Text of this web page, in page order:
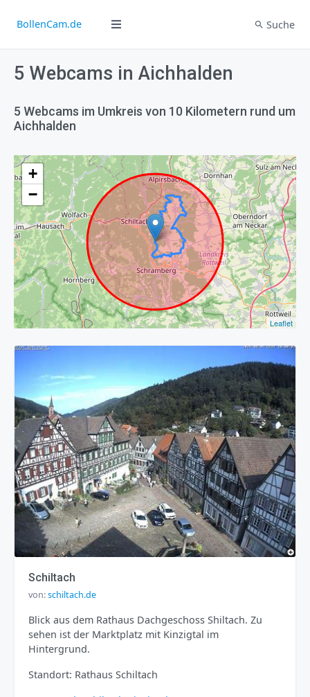
BollenCam.de Suche
5 Webcams in Aichhalden
5 Webcams im Umkreis von 10 Kilometern rund um
Aichhalden
+
−
Leaflet
Schiltach
von:schiltach.de
Blick aus dem Rathaus Dachgeschoss Shiltach. Zu
sehen ist der Marktplatz mit Kinzigtal im
Hintergrund.
Standort: Rathaus Schiltach